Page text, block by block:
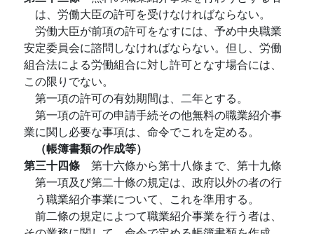
は、労働大臣の許可を受けなければならない。
労働大臣が前項の許可をなすには、予め中央職業
安定委員会に諮問しなければならない。但し、労働
組合法による労働組合に対し許可となす場合には、
この限りでない。
第一項の許可の有効期間は、二年とする。
第一項の許可の申請手続その他無料の職業紹介事
業に関し必要な事項は、命令でこれを定める。
（帳簿書類の作成等）
第三十四條 第十六條から第十八條まで、第十九條
第一項及び第二十條の規定は、政府以外の者の行
う職業紹介事業について、これを準用する。
前二條の規定によつて職業紹介事業を行う者は、